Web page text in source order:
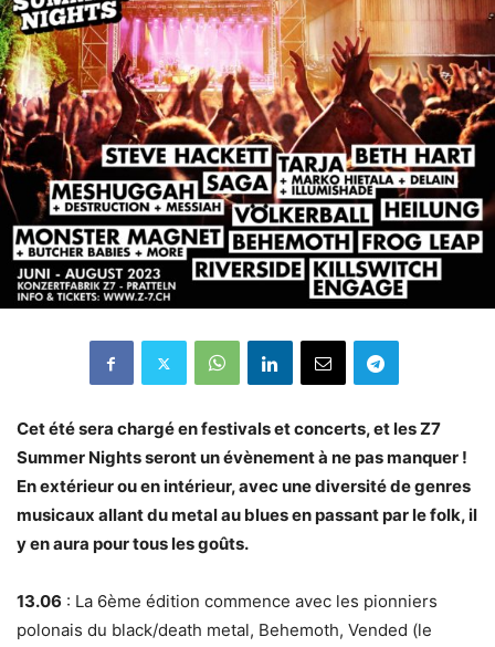
Cet été sera chargé en festivals et concerts, et les Z7
Summer Nights seront un évènement à ne pas manquer !
En extérieur ou en intérieur, avec une diversité de genres
musicaux allant du metal au blues en passant par le folk, il
y en aura pour tous les goûts.
13.06 : La 6ème édition commence avec les pionniers
polonais du black/death metal, Behemoth, Vended (le